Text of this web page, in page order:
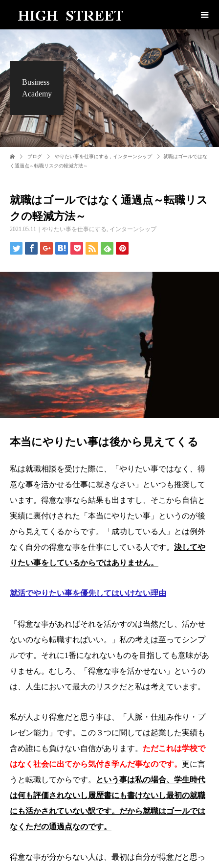
Business
Academy
ブログ やりたい事を仕事にする インターンシップ
就職はゴールではな
く通過点～転職リスクの軽減方法～
就職はゴールではなく通過点～転職リス
クの軽減方法～
2021.05.11 やりたい事を仕事にする, インターンシップ
本当にやりたい事は後から見えてくる
私は就職相談を受けた際に、「やりたい事ではなく、得
意な事を活かせる仕事に就きなさい」といつも推奨して
います。得意な事なら結果も出ますし、そこから自信と
実績に裏付けされた「本当にやりたい事」というのが後
から見えてくるからです。「成功している人」とは例外
なく自分の得意な事を仕事にしている人です。 決してや
りたい事をしているからではありません。
就活でやりたい事を優先してはいけない理由
「得意な事があればそれを活かすのは当然だし、活かせ
ないのなら転職すればいい。」私の考えは至ってシンプ
ルです。それに1番になれないものを目指しても意味があ
りません。むしろ、「得意な事を活かせない」というの
は、人生において最大のリスクだと私は考えています。
私が人より得意だと思う事は、「人脈・仕組み作り・プ
レゼン能力」です。この３つに関しては起業した実績も
含め誰にも負けない自信があります。 ただこれは学校で
はなく社会に出てから気付き学んだ事なのです。 更に言
うと転職してからです。
という事は私の場合、学生時代
は何も評価されないし履歴書にも書けないし最初の就職
にも活かされていない訳です。だから就職はゴールでは
なくただの通過点なのです。
得意な事が分からない人は、最初は自分が得意だと思っ